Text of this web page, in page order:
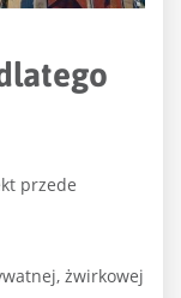
przede
żwirkowej